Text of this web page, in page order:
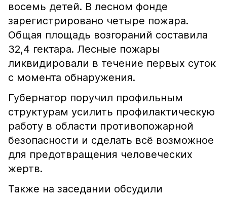
восемь детей. В лесном фонде
зарегистрировано четыре пожара.
Общая площадь возгораний составила
32,4 гектара. Лесные пожары
ликвидировали в течение первых суток
с момента обнаружения.
Губернатор поручил профильным
структурам усилить профилактическую
работу в области противопожарной
безопасности и сделать всё возможное
для предотвращения человеческих
жертв.
Также на заседании обсудили